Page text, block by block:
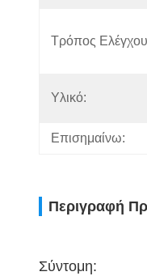
Τρόπος
Υλικό:
Επισημαίνω:
Περιγραφή
Σύντομη: